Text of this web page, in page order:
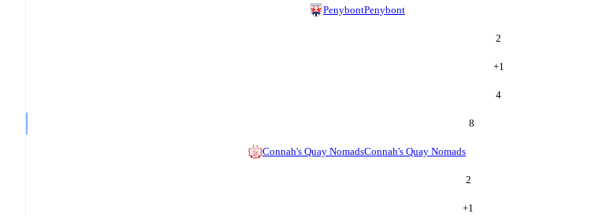
PenybontPenybont
2
+1
4
8
Connah's Quay NomadsConnah's Quay Nomads
2
+1